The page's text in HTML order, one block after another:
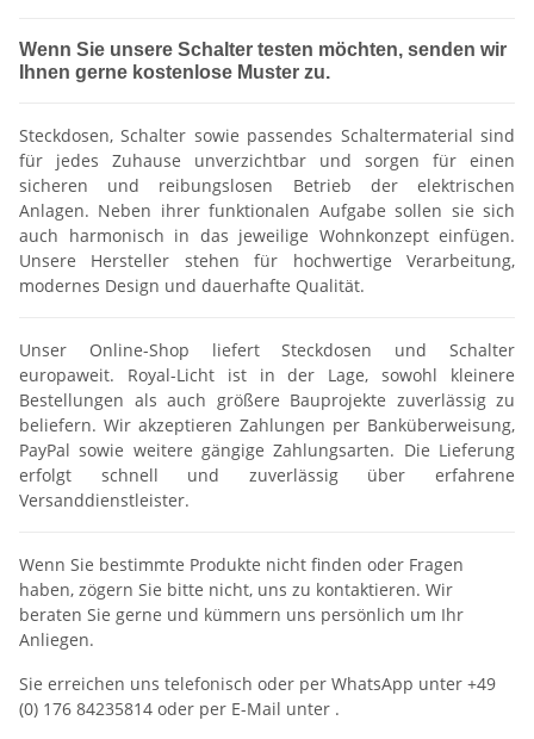
Wenn Sie unsere Schalter testen möchten, senden wir
Ihnen gerne kostenlose Muster zu.
Steckdosen, Schalter sowie passendes Schaltermaterial sind
für jedes Zuhause unverzichtbar und sorgen für einen
sicheren und reibungslosen Betrieb der elektrischen
Anlagen. Neben ihrer funktionalen Aufgabe sollen sie sich
auch harmonisch in das jeweilige Wohnkonzept einfügen.
Unsere Hersteller stehen für hochwertige Verarbeitung,
modernes Design und dauerhafte Qualität.
Unser Online-Shop liefert Steckdosen und Schalter
europaweit. Royal-Licht ist in der Lage, sowohl kleinere
Bestellungen als auch größere Bauprojekte zuverlässig zu
beliefern. Wir akzeptieren Zahlungen per Banküberweisung,
PayPal sowie weitere gängige Zahlungsarten. Die Lieferung
erfolgt schnell und zuverlässig über erfahrene
Versanddienstleister.
Wenn Sie bestimmte Produkte nicht finden oder Fragen
haben, zögern Sie bitte nicht, uns zu kontaktieren. Wir
beraten Sie gerne und kümmern uns persönlich um Ihr
Anliegen.
Sie erreichen uns telefonisch oder per WhatsApp unter +49
(0) 176 84235814 oder per E-Mail unter .